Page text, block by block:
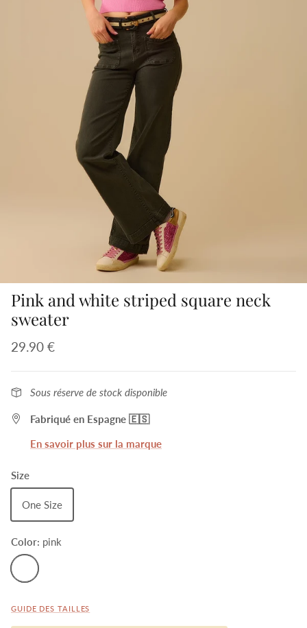
Pink and white striped square neck
sweater
29.90 €
Sous réserve de stock disponible
Fabriqué en Espagne 🇪🇸
En savoir plus sur la marque
Size
One Size
Color: pink
pink
GUIDE DES TAILLES